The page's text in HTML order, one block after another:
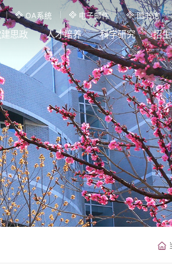
OA系统 电子邮件 图书馆
思政 人才培养 科学研究 招